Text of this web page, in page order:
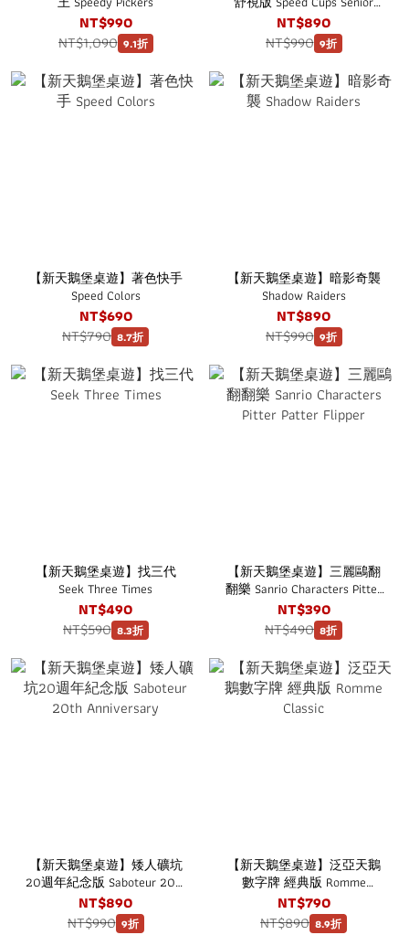
NT$990
NT$1,090 9.1折
Edition
NT$890
NT$990 9折
【新天鵝堡桌遊】著色快手
Speed Colors
NT$690
NT$790 8.7折
【新天鵝堡桌遊】暗影奇襲
Shadow Raiders
NT$890
NT$990 9折
【新天鵝堡桌遊】找三代
Seek Three Times
NT$490
NT$590 8.3折
【新天鵝堡桌遊】三麗鷗翻
翻樂 Sanrio Characters Pitter
Patter Flipper
NT$390
NT$490 8折
【新天鵝堡桌遊】矮人礦坑
20週年紀念版 Saboteur 20th
Anniversary
NT$890
NT$990 9折
【新天鵝堡桌遊】泛亞天鵝
數字牌 經典版 Romme
Classic
NT$790
NT$890 8.9折